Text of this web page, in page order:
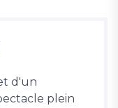
d'un
plein